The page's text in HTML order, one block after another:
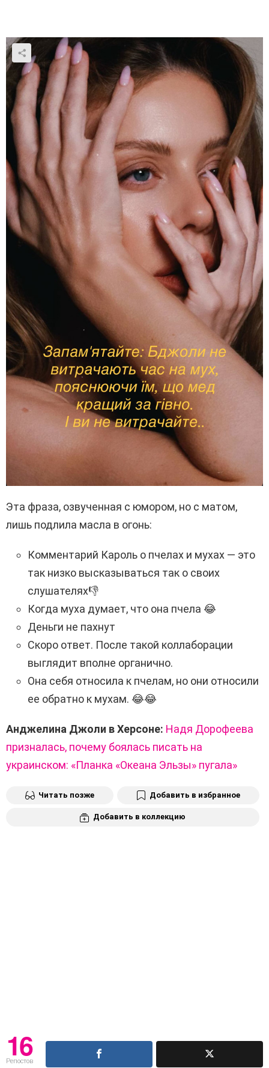
Эта фраза, озвученная с юмором, но с матом,
лишь подлила масла в огонь:
Комментарий Кароль о пчелах и мухах — это
так низко высказываться так о своих
слушателях👎
Когда муха думает, что она пчела 😂
Деньги не пахнут
Скоро ответ. После такой коллаборации
выглядит вполне органично.
Она себя относила к пчелам, но они относили
ее обратно к мухам. 😂😂
Анджелина Джоли в Херсоне: Надя Дорофеева
призналась, почему боялась писать на
украинском: «Планка «Океана Эльзы» пугала»
Читать позже Добавить в избранное
Добавить в коллекцию
16
Репостов